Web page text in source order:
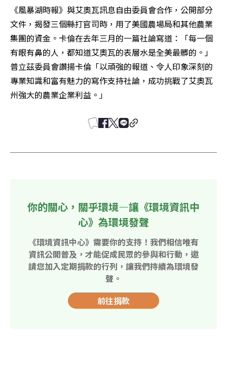
《風暴湖時報》與艾奧瓦訊息自由委員會合作，公開部分
文件，揭發三個縣打官司時，用了美國農場局和其他農業
集團的資金。卡倫在去年三月的一篇社論寫道：「每一個
有眼有鼻的人，都知道艾奧瓦的表層水是全美最髒的。」
普立茲委員會讚揚卡倫「以頑強的報道、令人印象深刻的
專業知識和富有魅力的寫作支持社論，成功挑戰了艾奧瓦
州強大的農業企業利益。」
你的關心，關乎環境—讓《環境資訊中
心》為環境發聲
《環境資訊中心》需要你的支持！我們相信唯有
資訊公開普及，才能促成民眾的參與和行動，邀
請您加入定期捐款的行列，讓我們持續為環境發
聲。
前往捐款